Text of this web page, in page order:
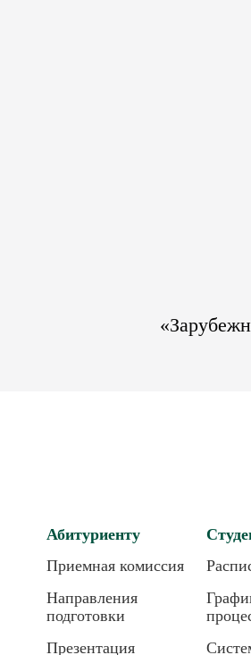
Абитуриенту
Приемная комиссия
Направления
подготовки
Презентация